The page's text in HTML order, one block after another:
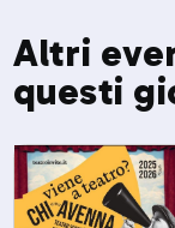
Altri
questi